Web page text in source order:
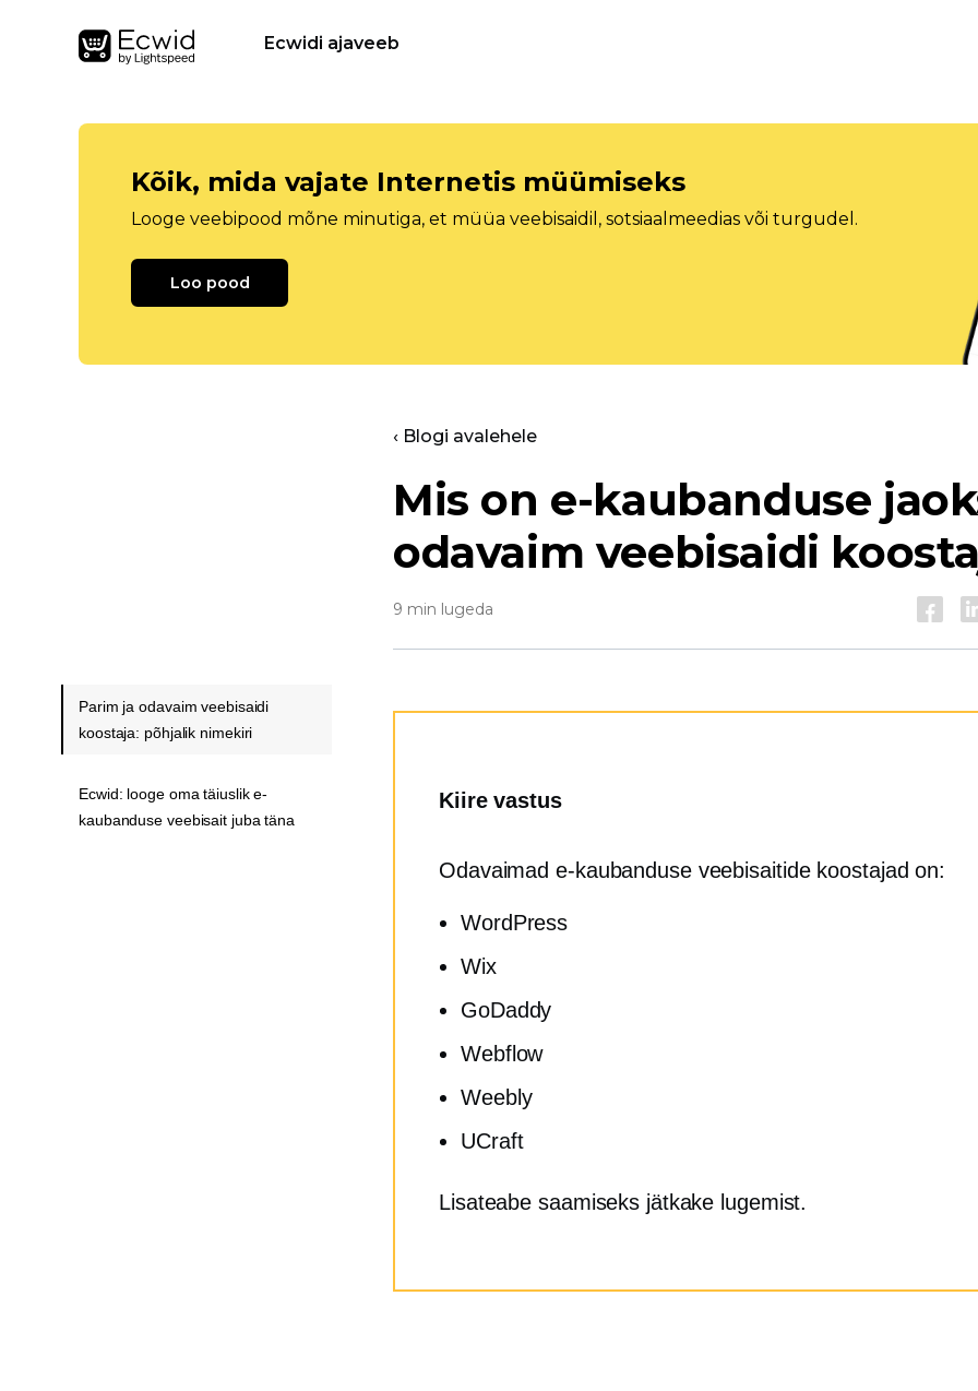
Ecwidi ajaveeb
Kõik, mida vajate Internetis müümiseks
Looge veebipood mõne minutiga, et müüa veebisaidil, sotsiaalmeedias või turgudel.
Loo pood
‹ Blogi avalehele
Mis on e-kaubanduse
odavaim veebisaidi
9 min lugeda
Kiire vastus
Odavaimad e-kaubanduse veebisaitide koostajad on:
WordPress
Wix
GoDaddy
Webflow
Weebly
UCraft
Lisateabe saamiseks jätkake lugemist.
Parim ja odavaim veebisaidi
koostaja: põhjalik nimekiri
Ecwid: looge oma täiuslik e-
kaubanduse veebisait juba täna